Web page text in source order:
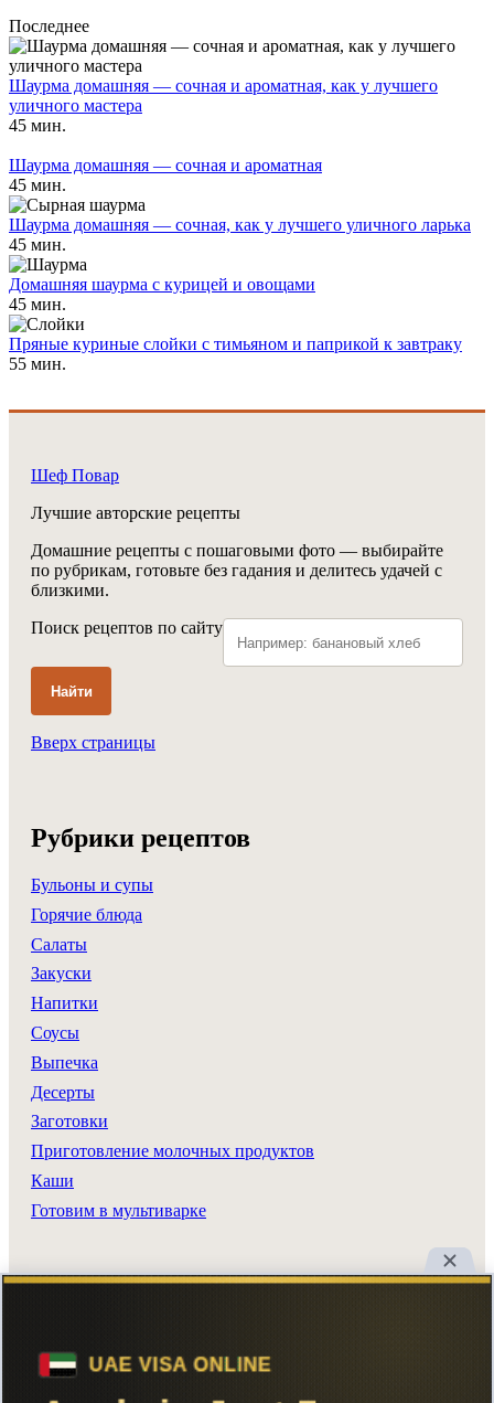
Последнее
Шаурма домашняя — сочная и ароматная, как у лучшего
уличного мастера
45 мин.
Шаурма домашняя — сочная и ароматная
45 мин.
Шаурма домашняя — сочная, как у лучшего уличного ларька
45 мин.
Домашняя шаурма с курицей и овощами
45 мин.
Пряные куриные слойки с тимьяном и паприкой к завтраку
55 мин.
Шеф Повар
Лучшие авторские рецепты
Домашние рецепты с пошаговыми фото — выбирайте
по рубрикам, готовьте без гадания и делитесь удачей с
близкими.
Поиск рецептов по сайту
Найти
Вверх страницы
Рубрики рецептов
Бульоны и супы
Горячие блюда
Салаты
Закуски
Напитки
Соусы
Выпечка
Десерты
Заготовки
Приготовление молочных продуктов
Каши
Готовим в мультиварке
Главная
Поиск